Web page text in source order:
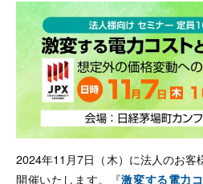
2024年11月7日（木）に法人のお客
開催いたします。『激変する電力